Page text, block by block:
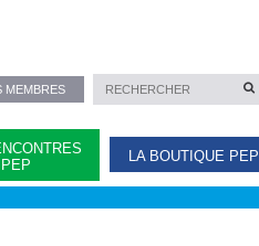
MEMBRES
PEP
LA BOUTIQUE PEP